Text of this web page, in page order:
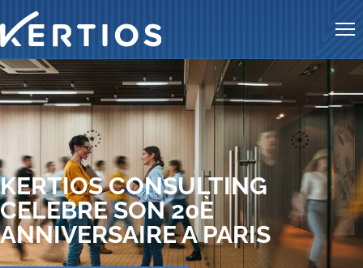
KERTIOS CONSULTING
CELEBRE SON 20È
ANNIVERSAIRE A PARIS